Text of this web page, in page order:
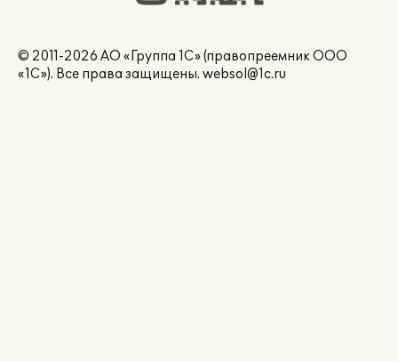
© 2011-2026 АО «Группа 1С» (правопреемник ООО
«1С»). Все права защищены. websol@1c.ru